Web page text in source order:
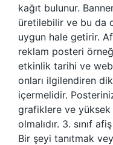
kağıt bulunur.
üretilebilir ve bu da
uygun hale getirir.
reklam posteri
etkinlik tarihi ve web
onları ilgilendiren
içermelidir.
grafiklere ve yüksek
olmalıdır. 3. sınıf
Bir şeyi tanıtmak